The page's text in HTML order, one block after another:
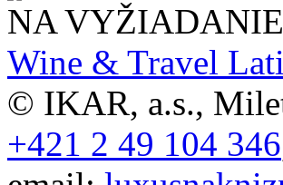
NA VYŽIADANIE
Wine & Travel
© IKAR, a.s.,
+421 2 49 104 346